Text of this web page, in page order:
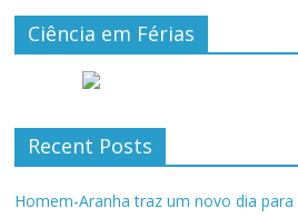
Ciência em Férias
Recent Posts
Homem-Aranha traz um novo dia